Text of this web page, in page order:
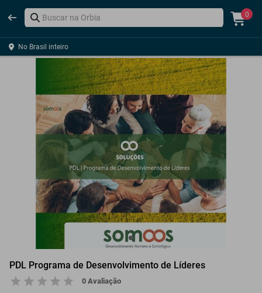
0
No Brasil inteiro
PDL Programa de Desenvolvimento de Líderes
0 Avaliação